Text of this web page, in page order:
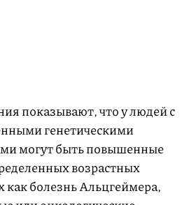
показывают, что у людей с
генетическими
могут быть повышенные
возрастных
как болезнь Альцгеймера,